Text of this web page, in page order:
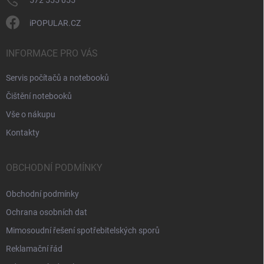
iPOPULAR.CZ
INFORMACE PRO VÁS
Servis počítačů a notebooků
Čištění notebooků
Vše o nákupu
Kontakty
OBCHODNÍ PODMÍNKY
Obchodní podmínky
Ochrana osobních dat
Mimosoudní řešení spotřebitelských sporů
Reklamační řád